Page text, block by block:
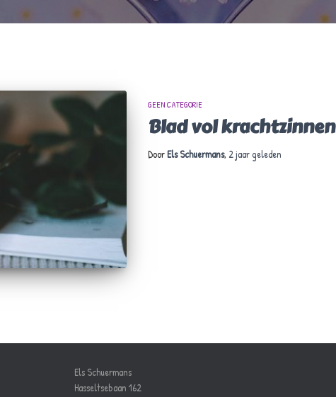
GEEN CATEGORIE
Blad vol krachtzinnen
DoorEls Schuermans, 2 jaargeleden
Els Schuermans
Hasseltsebaan 162